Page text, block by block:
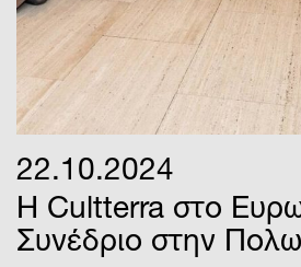
22.10.2024
Η Cultterra στο
Συνέδριο στην